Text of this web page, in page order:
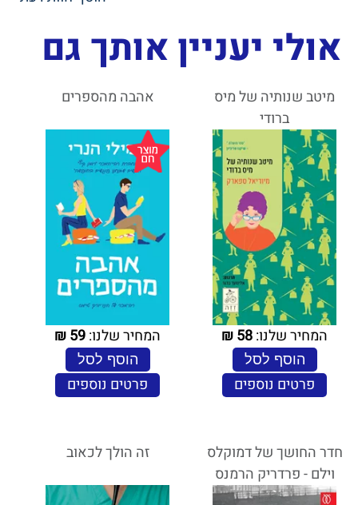
אולי יעניין אותך גם
מיטב שנותיה של מיס
ברודי
המחיר שלנו:58
₪
הוסף לסל
פרטים נוספים
אהבה מהספרים
המחיר שלנו:59
₪
הוסף לסל
פרטים נוספים
חדר החושך של דמוקלס
וילם - פרדריק הרמנס
זה הולך לכאוב